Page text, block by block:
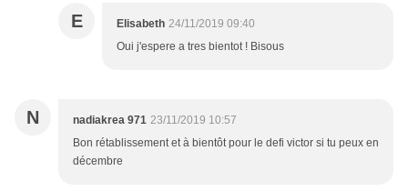
E Elisabeth 24/11/2019 09:40
Oui j'espere a tres bientot ! Bisous
N nadiakrea 971 23/11/2019 10:57
Bon rétablissement et à bientôt pour le defi victor si tu peux en
décembre